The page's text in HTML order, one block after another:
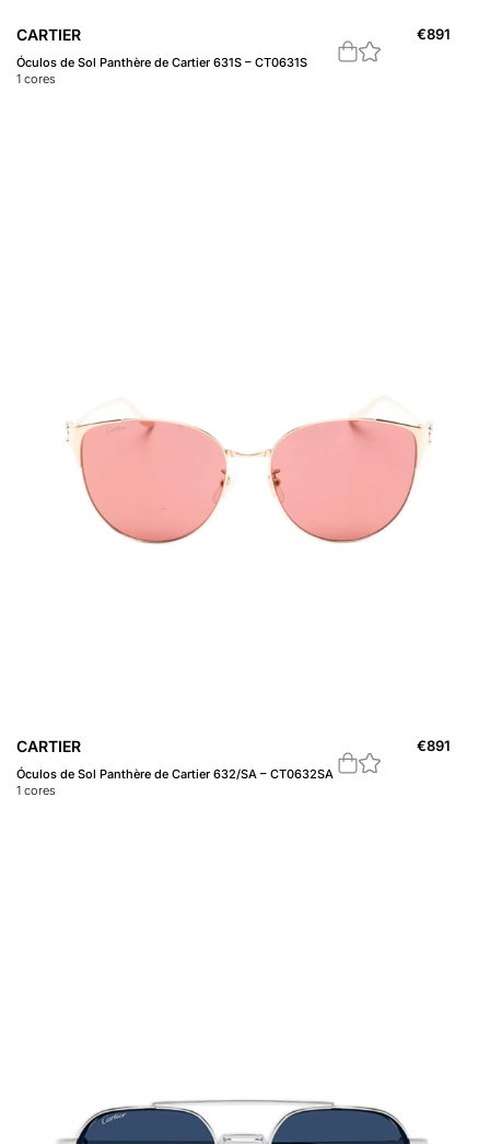
CARTIER
Óculos de Sol Panthère de Cartier 631S – CT0631S
1 cores
€891
CARTIER
Óculos de Sol Panthère de Cartier 632/SA – CT0632SA
1 cores
€891